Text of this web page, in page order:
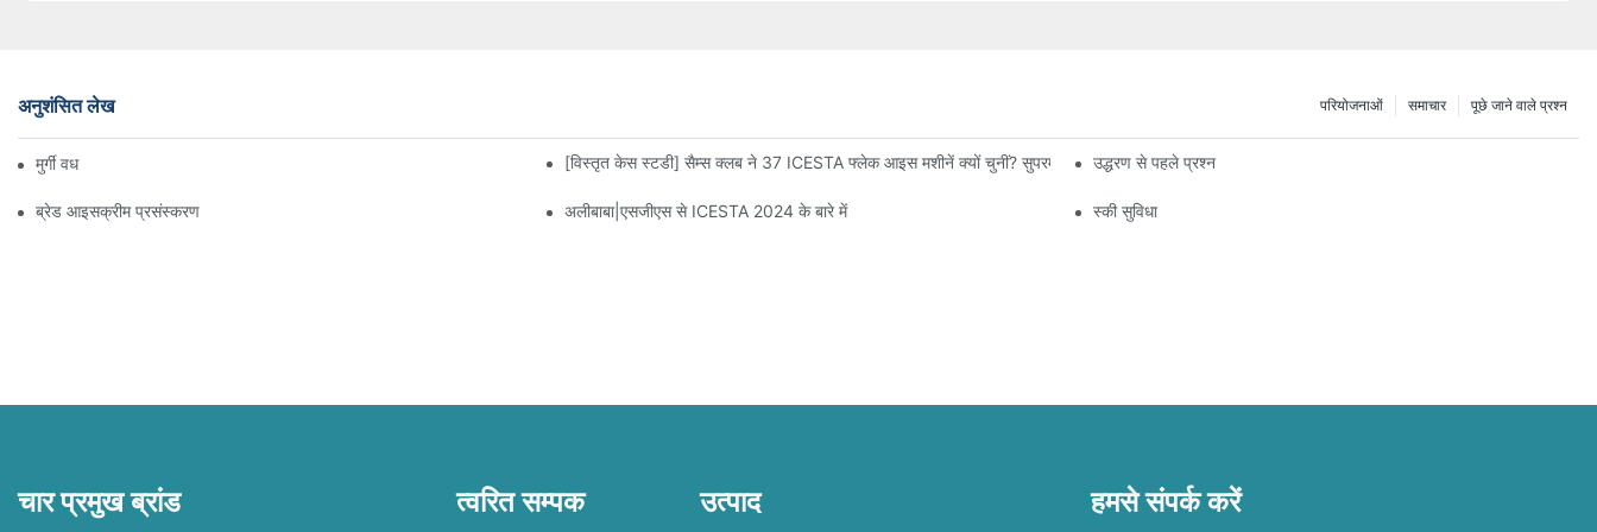
अनुशंसित लेख पूछे जाने वाले प्रश्न
समाचार
परियोजनाओं
मुर्गी वध [विस्तृत केस स्टडी] सैम्स क्लब ने 37 ICESTA फ्लेक आइस मशीनें क्यों चुनीं? सुपरमार्केट संरक्षण के लिए 2025 का बेंचमार्क
उद्धरण से पहले प्रश्न
ब्रेड आइसक्रीम प्रसंस्करण अलीबाबा|एसजीएस से ICESTA 2024 के बारे में स्की सुविधा
चार प्रमुख ब्रांड त्वरित सम्पक उत्पाद हमसे संपर्क करें